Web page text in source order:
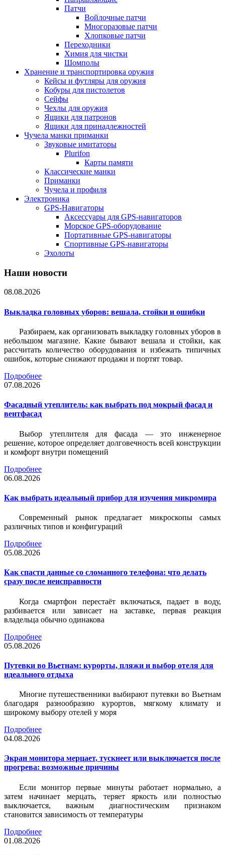
Патчи
Войлочные патчи
Многоразовые патчи
Хлопковые патчи
Переходники
Химия для чистки
Шомполы
Хранение и транспортировка оружия
Кейсы и футляры для оружия
Кобуры для пистолетов
Сейфы
Чехлы для оружия
Ящики для патронов
Ящики для принадлежностей
Чучела манки приманки
Звуковые имитаторы
Plurifon
Карты памяти
Классические манки
Приманки
Чучела и профиля
Электроника
GPS-Навигаторы
Аксессуары для GPS-навигаторов
Морское GPS-оборудование
Портативные GPS-навигаторы
Спортивные GPS-навигаторы
Эхолоты
Наши новости
08.08.2026
Выкладка головных уборов: вешала, стойки и ошибки
Разбираем, как организовать выкладку головных уборов в
небольшом магазине. Какие бывают вешала и стойки, как
рассчитать количество оборудования и избежать типичных
ошибок, которые снижают продажи и портят товар.
Подробнее
07.08.2026
Фасадный утеплитель: как выбрать под мокрый фасад и
вентфасад
Выбор утеплителя для фасада — это инженерное
решение, которое определяет долговечность всей конструкции
и комфорт внутри помещений
Подробнее
06.08.2026
Как выбрать идеальный прибор для изучения микромира
Современный рынок предлагает микроскопы самых
различных типов и конфигураций
Подробнее
05.08.2026
Как спасти данные со сломанного телефона: что делать
сразу после неисправности
Когда смартфон перестаёт включаться, падает в воду,
разбивается или зависает на заставке, первая реакция
владельца обычно одинакова
Подробнее
05.08.2026
Путевки во Вьетнам: курорты, пляжи и выбор отеля для
идеального отдыха
Многие путешественники выбирают путевки во Вьетнам
благодаря разнообразию курортов, мягкому климату и
широкому выбору отелей у моря
Подробнее
04.08.2026
Экран монитора мерцает, тускнеет или выключается после
прогрева: возможные причины
Если монитор первые минуты работает нормально, а
затем начинает мерцать, теряет яркость или полностью
выключается, важным диагностическим признаком
становится зависимость от температуры
Подробнее
01.08.2026